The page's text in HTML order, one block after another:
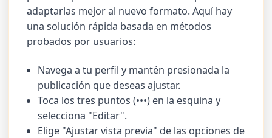
adaptarlas mejor al nuevo formato. Aquí hay
una solución rápida basada en métodos
probados por usuarios:
Navega a tu perfil y mantén presionada la
publicación que deseas ajustar.
Toca los tres puntos (•••) en la esquina y
selecciona "Editar".
Elige "Ajustar vista previa" de las opciones de